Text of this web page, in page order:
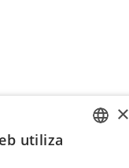
×
utiliza